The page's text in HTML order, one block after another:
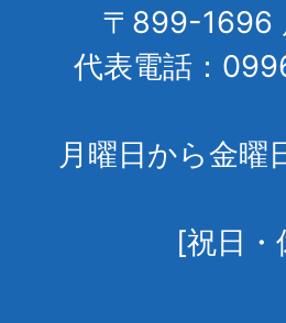
〒899-1696
代表電話：
月曜日から金曜
[祝日